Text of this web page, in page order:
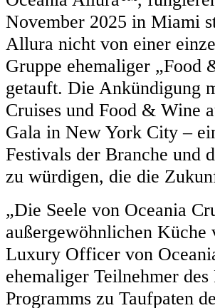
November 2025 in Miami
Allura nicht von einer
Gruppe ehemaliger
getauft. Die Ankündigung
Cruises und Food & Wine
Gala in New York City –
Festivals der Branche und
zu würdigen, die die
„Die Seele von Oceania
außergewöhnlichen Küche
Luxury Officer von
ehemaliger Teilnehmer
Programms zu Taufpaten